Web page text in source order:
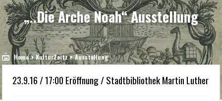
„..Die Arche Noah“ Ausstellung
Home KulturZeitz Ausstellung
23.9.16 / 17:00 Eröffnung / Stadtbibliothek Martin Luther